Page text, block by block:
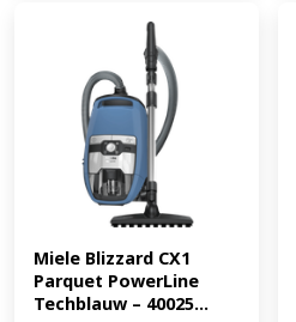
Miele Blizzard CX1
Parquet PowerLine
Techblauw – 40025...